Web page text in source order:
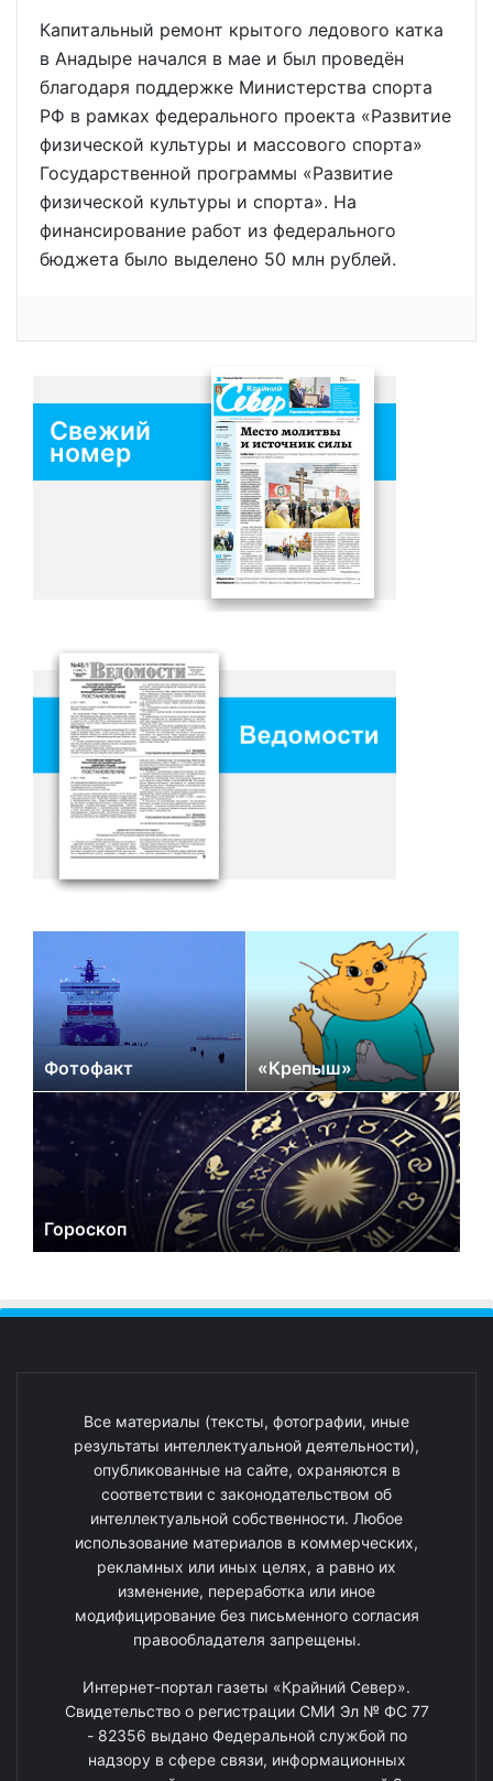
Капитальный ремонт крытого ледового катка
в Анадыре начался в мае и был проведён
благодаря поддержке Министерства спорта
РФ в рамках федерального проекта «Развитие
физической культуры и массового спорта»
Государственной программы «Развитие
физической культуры и спорта». На
финансирование работ из федерального
бюджета было выделено 50 млн рублей.
Свежий
номер
Фотофакт «Крепыш»
Гороскоп
Все материалы (тексты, фотографии, иные
результаты интеллектуальной деятельности),
опубликованные на сайте, охраняются в
соответствии с законодательством об
интеллектуальной собственности. Любое
использование материалов в коммерческих,
рекламных или иных целях, а равно их
изменение, переработка или иное
модифицирование без письменного согласия
правообладателя запрещены.
Интернет-портал газеты «Крайний Север».
Свидетельство о регистрации СМИ Эл № ФС 77
- 82356 выдано Федеральной службой по
надзору в сфере связи, информационных